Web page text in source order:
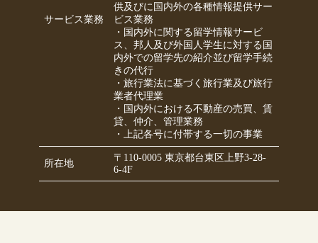
サービス業務
供及びに国内外の各種情報提供サー
ビス業務
・国内外に関する留学情報サービ
ス、邦人及び外国人学生に対する国
内外での留学先の紹介並び留学手続
きの代行
・旅行業法に基づく旅行業及び旅行
業者代理業
・国内外における不動産の売買、賃
貸、仲介、管理業務
・上記各号に付帯する一切の事業
所在地
〒110-0005 東京都台東区上野3-28-
6-4F